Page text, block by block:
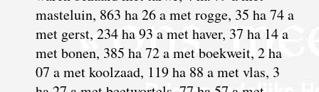
masteluin, 863 ha 26 a met rogge, 35 ha 74 a
met gerst, 234 ha 93 a met haver, 37 ha 14 a
met bonen, 385 ha 72 a met boekweit, 2 ha
07 a met koolzaad, 119 ha 88 a met vlas, 3